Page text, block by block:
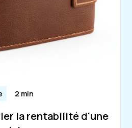
2 min
la rentabilité d'une